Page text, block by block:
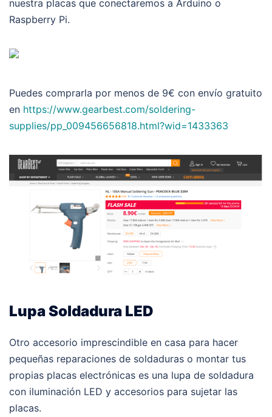
nuestra placas que conectaremos a Arduino o
Raspberry Pi.
Puedes comprarla por menos de 9€ con envío gratuito
en https://www.gearbest.com/soldering-
supplies/pp_009456656818.html?wid=1433363
Lupa Soldadura LED
Otro accesorio imprescindible en casa para hacer
pequeñas reparaciones de soldaduras o montar tus
propias placas electrónicas es una lupa de soldadura
con iluminación LED y accesorios para sujetar las
placas.